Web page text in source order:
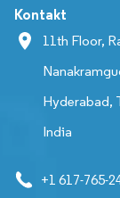
Kontakt
11th Floor,
Hyderabad,
India
+1 617-765-